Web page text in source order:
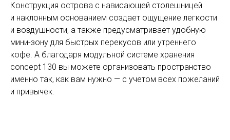
Конструкция острова с нависающей столешницей
и наклонным основанием создает ощущение легкости
и воздушности, а также предусматривает удобную
мини-зону для быстрых перекусов или утреннего
кофе. А благодаря модульной системе хранения
concept 130 вы можете организовать пространство
именно так, как вам нужно — с учетом всех пожеланий
и привычек.